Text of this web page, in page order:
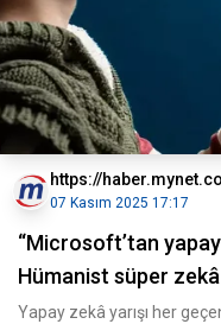
https://
07 Kasım 2025 17:17
“Microsoft’tan
Hümanist süper
Yapay zekâ yarışı her